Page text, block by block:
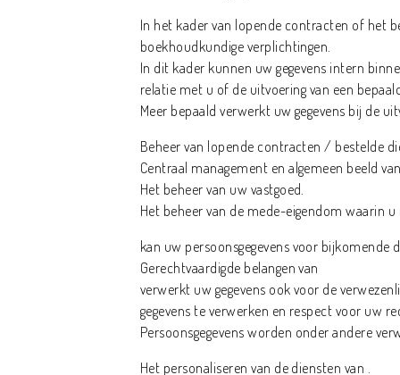
In het kader van lopende contracten of het
boekhoudkundige verplichtingen.
In dit kader kunnen uw gegevens intern
relatie met u of de uitvoering van een
Meer bepaald verwerkt uw gegevens bij de
Beheer van lopende contracten / bestelde
Centraal management en algemeen beeld
Het beheer van uw vastgoed.
Het beheer van de mede-eigendom waarin
kan uw persoonsgegevens voor
Gerechtvaardigde belangen van
verwerkt uw gegevens ook voor de
gegevens te verwerken en respect voor uw
Persoonsgegevens worden onder andere
Het personaliseren van de diensten van .